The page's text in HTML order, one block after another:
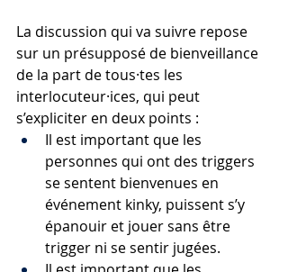
La discussion qui va suivre repose
sur un présupposé de bienveillance
de la part de tous·tes les
interlocuteur·ices, qui peut
s’expliciter en deux points :
Il est important que les
personnes qui ont des triggers
se sentent bienvenues en
événement kinky, puissent s’y
épanouir et jouer sans être
trigger ni se sentir jugées.